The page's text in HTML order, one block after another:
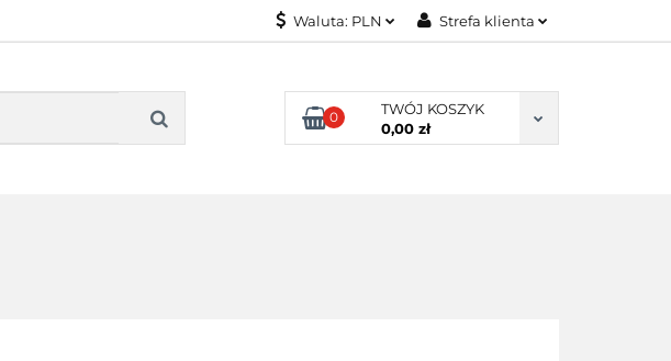
Waluta: PLN
USD
EUR
Strefa klienta
Zarejestruj się
Dodaj zgłoszenie
0
TWÓJ KOSZYK
0,00 zł